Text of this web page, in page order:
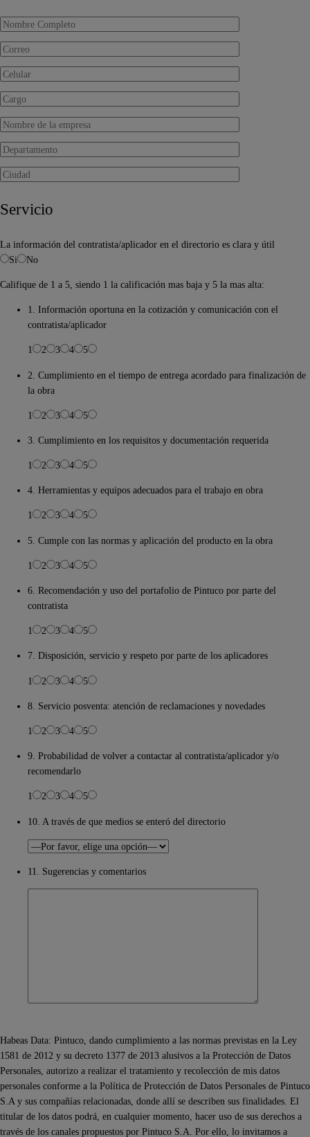
Servicio
La información del contratista/aplicador en el directorio es clara y útil
Si
No
Califique de 1 a 5, siendo 1 la calificación mas baja y 5 la mas alta:
1. Información oportuna en la cotización y comunicación con el
contratista/aplicador
1 2 3 4 5
2. Cumplimiento en el tiempo de entrega acordado para finalización de
la obra
1 2 3 4 5
3. Cumplimiento en los requisitos y documentación requerida
1 2 3 4 5
4. Herramientas y equipos adecuados para el trabajo en obra
1 2 3 4 5
5. Cumple con las normas y aplicación del producto en la obra
1 2 3 4 5
6. Recomendación y uso del portafolio de Pintuco por parte del
contratista
1 2 3 4 5
7. Disposición, servicio y respeto por parte de los aplicadores
1 2 3 4 5
8. Servicio posventa: atención de reclamaciones y novedades
1 2 3 4 5
9. Probabilidad de volver a contactar al contratista/aplicador y/o
recomendarlo
1 2 3 4 5
10. A través de que medios se enteró del directorio
11. Sugerencias y comentarios
Habeas Data: Pintuco, dando cumplimiento a las normas previstas en la Ley
1581 de 2012 y su decreto 1377 de 2013 alusivos a la Protección de Datos
Personales, autorizo a realizar el tratamiento y recolección de mis datos
personales conforme a la Política de Protección de Datos Personales de Pintuco
S.A y sus compañías relacionadas, donde allí se describen sus finalidades. El
titular de los datos podrá, en cualquier momento, hacer uso de sus derechos a
través de los canales propuestos por Pintuco S.A. Por ello, lo invitamos a